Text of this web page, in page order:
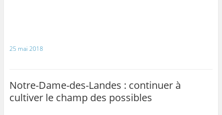
25 mai 2018
Notre-Dame-des-Landes : continuer à
cultiver le champ des possibles